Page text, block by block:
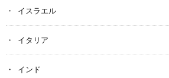
イスラエル
イタリア
インド